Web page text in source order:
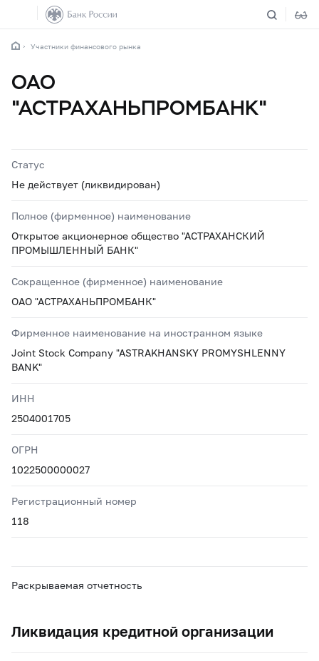
Участники финансового рынка
ОАО
"АСТРАХАНЬПРОМБАНК"
Статус
Не действует (ликвидирован)
Полное (фирменное) наименование
Открытое акционерное общество "АСТРАХАНСКИЙ
ПРОМЫШЛЕННЫЙ БАНК"
Сокращенное (фирменное) наименование
ОАО "АСТРАХАНЬПРОМБАНК"
Фирменное наименование на иностранном языке
Joint Stock Company "ASTRAKHANSKY PROMYSHLENNY
BANK"
ИНН
2504001705
ОГРН
1022500000027
Регистрационный номер
118
Раскрываемая отчетность
Ликвидация кредитной организации